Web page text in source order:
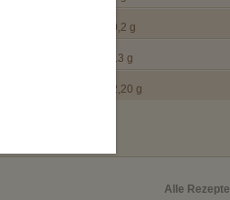
0,2 g
13 g
2,20 g
Alle Rezepte